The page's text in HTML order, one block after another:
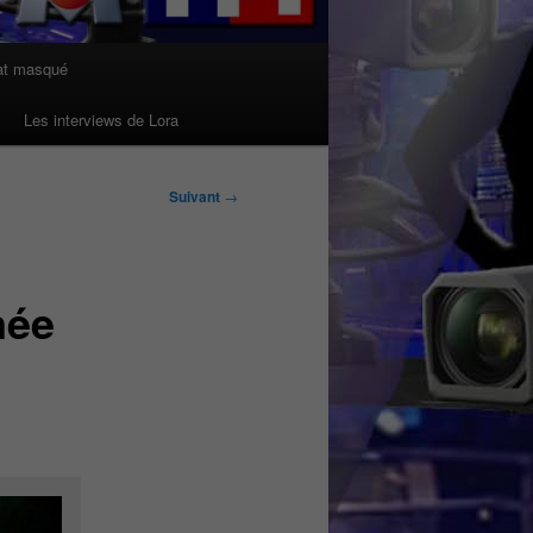
masqué
Les interviews de Lora
Suivant →